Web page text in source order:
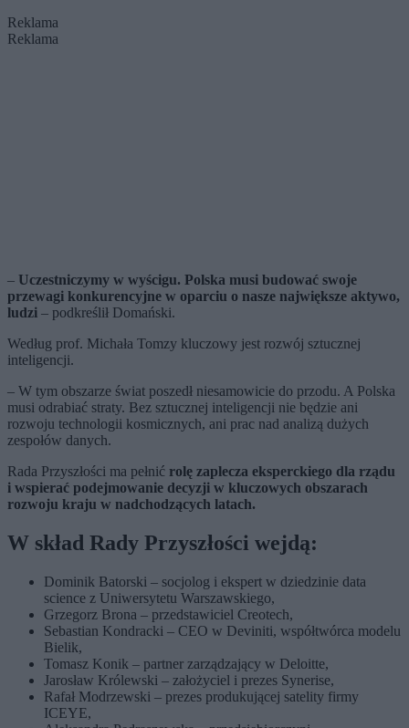
Reklama
Reklama
– Uczestniczymy w wyścigu. Polska musi budować swoje
przewagi konkurencyjne w oparciu o nasze największe aktywo,
ludzi – podkreślił Domański.
Według prof. Michała Tomzy kluczowy jest rozwój sztucznej
inteligencji.
– W tym obszarze świat poszedł niesamowicie do przodu. A Polska
musi odrabiać straty. Bez sztucznej inteligencji nie będzie ani
rozwoju technologii kosmicznych, ani prac nad analizą dużych
zespołów danych.
Rada Przyszłości ma pełnić rolę zaplecza eksperckiego dla rządu
i wspierać podejmowanie decyzji w kluczowych obszarach
rozwoju kraju w nadchodzących latach.
W skład Rady Przyszłości wejdą:
Dominik Batorski – socjolog i ekspert w dziedzinie data
science z Uniwersytetu Warszawskiego,
Grzegorz Brona – przedstawiciel Creotech,
Sebastian Kondracki – CEO w Deviniti, współtwórca modelu
Bielik,
Tomasz Konik – partner zarządzający w Deloitte,
Jarosław Królewski – założyciel i prezes Synerise,
Rafał Modrzewski – prezes produkującej satelity firmy
ICEYE,